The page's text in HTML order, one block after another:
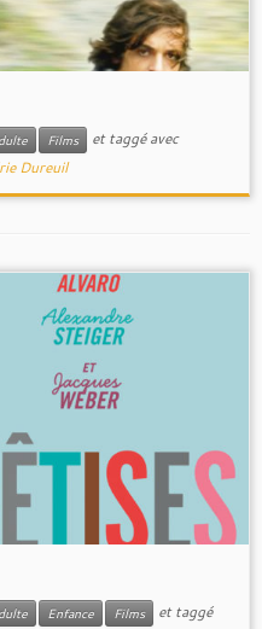
Films et taggé avec
Dureuil
Enfance Films
et taggé